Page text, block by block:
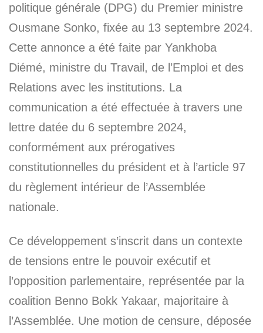
politique générale (DPG) du Premier ministre
Ousmane Sonko, fixée au 13 septembre 2024.
Cette annonce a été faite par Yankhoba
Diémé, ministre du Travail, de l’Emploi et des
Relations avec les institutions. La
communication a été effectuée à travers une
lettre datée du 6 septembre 2024,
conformément aux prérogatives
constitutionnelles du président et à l’article 97
du règlement intérieur de l’Assemblée
nationale.
Ce développement s’inscrit dans un contexte
de tensions entre le pouvoir exécutif et
l’opposition parlementaire, représentée par la
coalition Benno Bokk Yakaar, majoritaire à
l’Assemblée. Une motion de censure, déposée